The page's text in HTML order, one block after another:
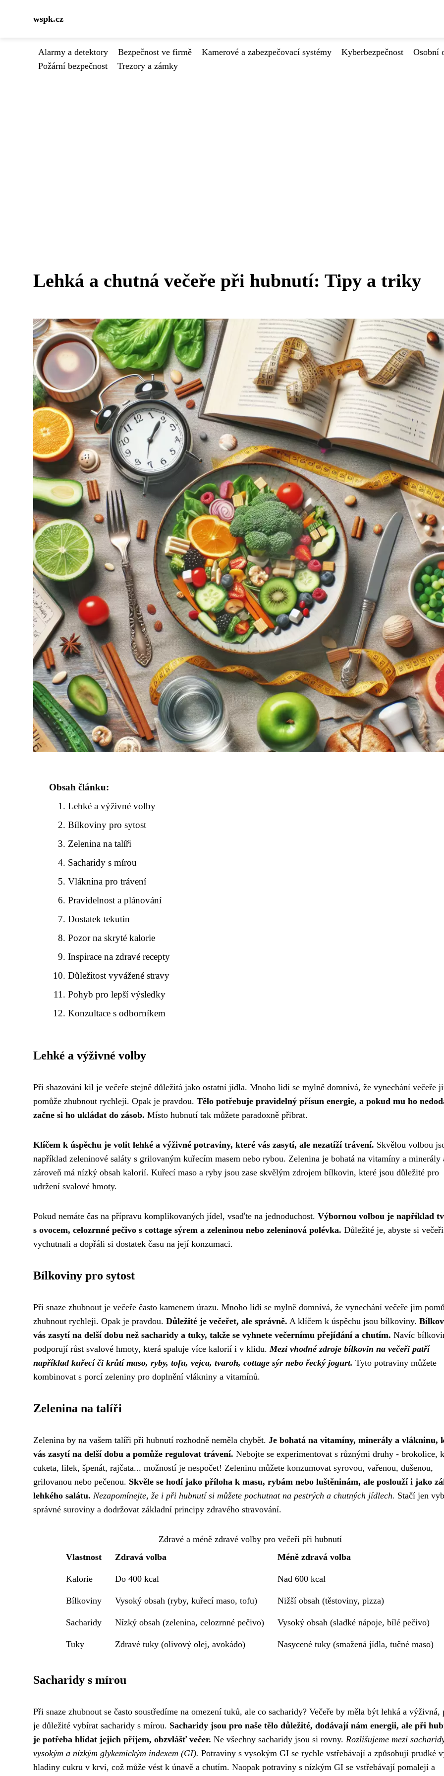
wspk.cz
Alarmy a detektory Bezpečnost ve firmě Kamerové a zabezpečovací systémy Kyberbezpečnost Osobní
Požární bezpečnost
Trezory a zámky
Lehká a chutná večeře při hubnutí: Tipy a triky
Obsah článku:
Lehké a výživné volby
Bílkoviny pro sytost
Zelenina na talíři
Sacharidy s mírou
Vláknina pro trávení
Pravidelnost a plánování
Dostatek tekutin
Pozor na skryté kalorie
Inspirace na zdravé recepty
Důležitost vyvážené stravy
Pohyb pro lepší výsledky
Konzultace s odborníkem
Lehké a výživné volby
Při shazování kil je večeře stejně důležitá jako ostatní jídla. Mnoho lidí se mylně domnívá, že vynechání večeře
pomůže zhubnout rychleji. Opak je pravdou. Tělo potřebuje pravidelný přísun energie, a pokud mu ho
začne si ho ukládat do zásob. Místo hubnutí tak můžete paradoxně přibrat.
Klíčem k úspěchu je volit lehké a výživné potraviny, které vás zasytí, ale nezatíží trávení. Skvělou volbou
například zeleninové saláty s grilovaným kuřecím masem nebo rybou. Zelenina je bohatá na vitamíny a minerály
zároveň má nízký obsah kalorií. Kuřecí maso a ryby jsou zase skvělým zdrojem bílkovin, které jsou důležité pro
udržení svalové hmoty.
Pokud nemáte čas na přípravu komplikovaných jídel, vsaďte na jednoduchost. Výbornou volbou je například
s ovocem, celozrnné pečivo s cottage sýrem a zeleninou nebo zeleninová polévka. Důležité je, abyste si večeři
vychutnali a dopřáli si dostatek času na její konzumaci.
Bílkoviny pro sytost
Při snaze zhubnout je večeře často kamenem úrazu. Mnoho lidí se mylně domnívá, že vynechání večeře jim
zhubnout rychleji. Opak je pravdou. Důležité je večeřet, ale správně. A klíčem k úspěchu jsou bílkoviny.
vás zasytí na delší dobu než sacharidy a tuky, takže se vyhnete večernímu přejídání a chutím. Navíc
podporují růst svalové hmoty, která spaluje více kalorií i v klidu.Mezi vhodné zdroje bílkovin na večeři patří
například kuřecí či krůtí maso, ryby, tofu, vejca, tvaroh, cottage sýr nebo řecký jogurt. Tyto potraviny můžete
kombinovat s porcí zeleniny pro doplnění vlákniny a vitamínů.
Zelenina na talíři
Zelenina by na vašem talíři při hubnutí rozhodně neměla chybět. Je bohatá na vitamíny, minerály a vlákninu,
vás zasytí na delší dobu a pomůže regulovat trávení. Nebojte se experimentovat s různými druhy - brokolice,
cuketa, lilek, špenát, rajčata... možností je nespočet! Zeleninu můžete konzumovat syrovou, vařenou, dušenou,
grilovanou nebo pečenou. Skvěle se hodí jako příloha k masu, rybám nebo luštěninám, ale poslouží i jako
lehkého salátu. Nezapomínejte, že i při hubnutí si můžete pochutnat na pestrých a chutných jídlech. Stačí jen
správné suroviny a dodržovat základní principy zdravého stravování.
Zdravé a méně zdravé volby pro večeři při hubnutí
Vlastnost
Zdravá volba Méně zdravá volba
Kalorie Do 400 kcal Nad 600 kcal
Bílkoviny Vysoký obsah (ryby, kuřecí maso, tofu) Nižší obsah (těstoviny, pizza)
Sacharidy Nízký obsah (zelenina, celozrnné pečivo) Vysoký obsah (sladké nápoje, bílé pečivo)
Tuky Zdravé tuky (olivový olej, avokádo) Nasycené tuky (smažená jídla, tučné maso)
Sacharidy s mírou
Při snaze zhubnout se často soustředíme na omezení tuků, ale co sacharidy? Večeře by měla být lehká a výživná,
je důležité vybírat sacharidy s mírou. Sacharidy jsou pro naše tělo důležité, dodávají nám energii, ale při
je potřeba hlídat jejich příjem, obzvlášť večer. Ne všechny sacharidy jsou si rovny. Rozlišujeme mezi
vysokým a nízkým glykemickým indexem (GI). Potraviny s vysokým GI se rychle vstřebávají a způsobují prudké
hladiny cukru v krvi, což může vést k únavě a chutím. Naopak potraviny s nízkým GI se vstřebávají pomaleji a